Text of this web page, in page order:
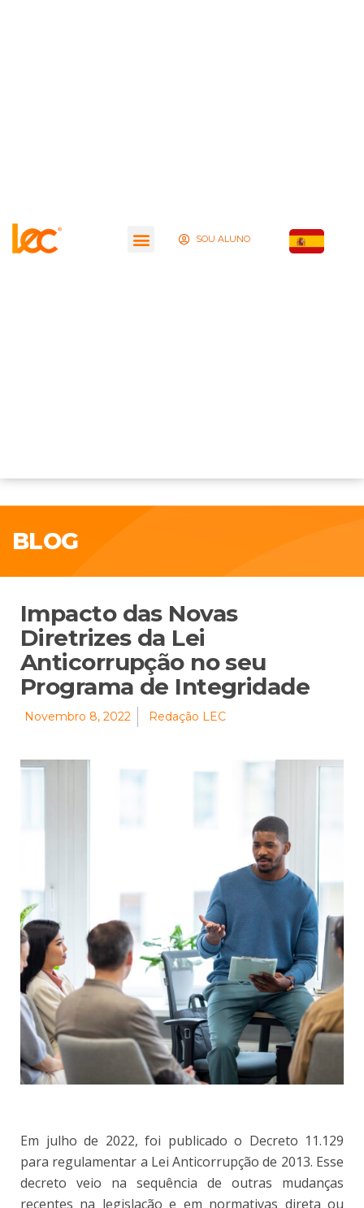
SOU ALUNO
BLOG
Impacto das Novas
Diretrizes da Lei
Anticorrupção no seu
Programa de Integridade
Novembro 8, 2022 Redação LEC
Em julho de 2022, foi publicado o Decreto 11.129
para regulamentar a Lei Anticorrupção de 2013. Esse
decreto veio na sequência de outras mudanças
recentes na legislação e em normativas direta ou